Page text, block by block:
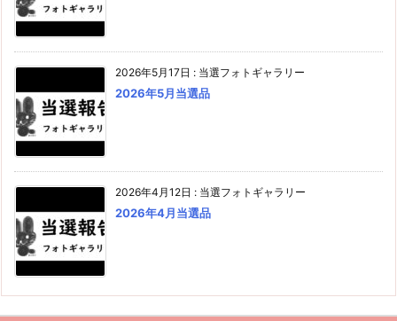
2026年5月17日 : 当選フォトギャラリー
2026年5月当選品
2026年4月12日 : 当選フォトギャラリー
2026年4月当選品